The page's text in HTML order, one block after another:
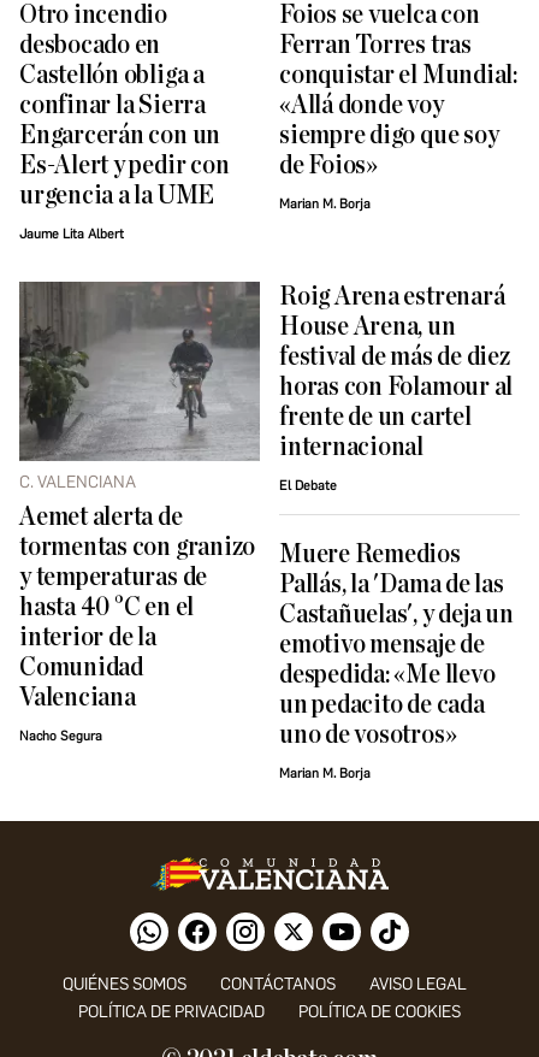
Otro incendio
desbocado en
Castellón obliga a
confinar la Sierra
Engarcerán con un
Es-Alert y pedir con
urgencia a la UME
Jaume Lita Albert
Foios se vuelca con
Ferran Torres tras
conquistar el Mundial:
«Allá donde voy
siempre digo que soy
de Foios»
Marian M. Borja
C. VALENCIANA
Aemet alerta de
tormentas con granizo
y temperaturas de
hasta 40 °C en el
interior de la
Comunidad
Valenciana
Nacho Segura
Roig Arena estrenará
House Arena, un
festival de más de diez
horas con Folamour al
frente de un cartel
internacional
El Debate
Muere Remedios
Pallás, la 'Dama de las
Castañuelas', y deja un
emotivo mensaje de
despedida: «Me llevo
un pedacito de cada
uno de vosotros»
Marian M. Borja
QUIÉNES SOMOS CONTÁCTANOS
AVISO LEGAL
POLÍTICA DE PRIVACIDAD
POLÍTICA DE COOKIES